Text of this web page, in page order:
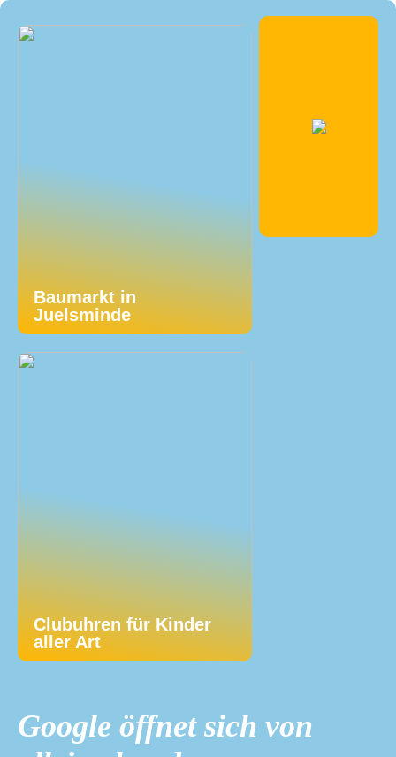
Baumarkt in
Juelsminde
Clubuhren für Kinder
aller Art
Google öffnet sich von